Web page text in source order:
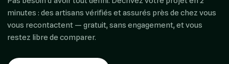
minutes : des artisans vérifiés et assurés près de chez vous
vous recontactent — gratuit, sans engagement, et vous
restez libre de comparer.